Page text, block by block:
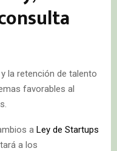
la retención de talento
favorables al
a Ley de Startups
a los